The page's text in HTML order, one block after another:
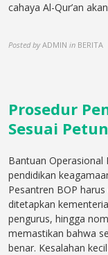
cahaya Al-Qur’an
Posted by ADMIN in BERITA
Prosedur
Sesuai
Bantuan Operasional
pendidikan
Pesantren BOP
ditetapkan
pengurus, hingga
memastikan bahwa
benar. Kesalahan